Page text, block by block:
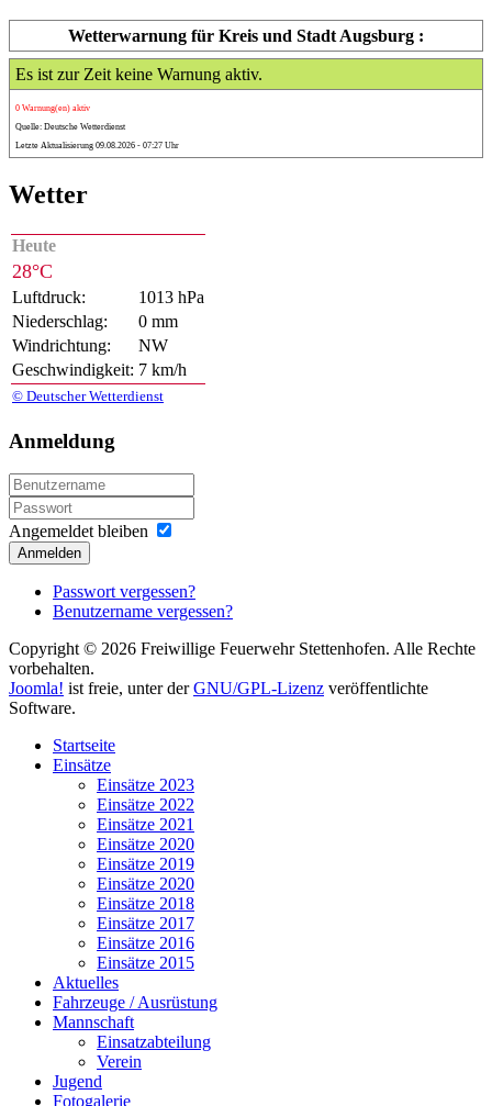
Wetterwarnung für Kreis und Stadt Augsburg :
Es ist zur Zeit keine Warnung aktiv.
0 Warnung(en) aktiv
Quelle: Deutsche Wetterdienst
Letzte Aktualisierung 09.08.2026 - 07:27 Uhr
Wetter
Heute
28°C
Luftdruck:
1013 hPa
Niederschlag:
0 mm
Windrichtung:
NW
Geschwindigkeit: 7 km/h
© Deutscher Wetterdienst
Anmeldung
Angemeldet bleiben
Anmelden
Passwort vergessen?
Benutzername vergessen?
Copyright © 2026 Freiwillige Feuerwehr Stettenhofen. Alle Rechte
vorbehalten.
Joomla! ist freie, unter derGNU/GPL-Lizenz veröffentlichte
Software.
Startseite
Einsätze
Einsätze 2023
Einsätze 2022
Einsätze 2021
Einsätze 2020
Einsätze 2019
Einsätze 2020
Einsätze 2018
Einsätze 2017
Einsätze 2016
Einsätze 2015
Aktuelles
Fahrzeuge / Ausrüstung
Mannschaft
Einsatzabteilung
Verein
Jugend
Fotogalerie